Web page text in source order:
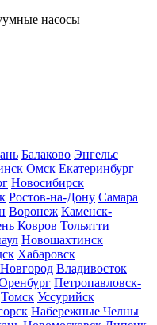
насосы
Балаково Энгельс
Омск Екатеринбург
Новосибирск
Ростов-на-Дону Самара
Воронеж Каменск-
Ковров Тольятти
Новошахтинск
Хабаровск
Владивосток
Петропавловск-
Томск Уссурийск
Набережные Челны